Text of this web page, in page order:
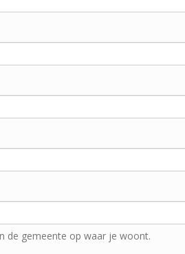
de gemeente op waar je woont.